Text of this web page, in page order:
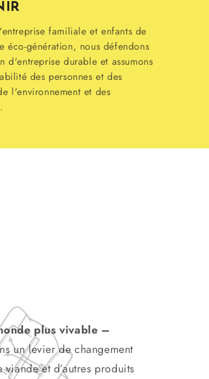
familiale et enfants de
éco-génération, nous défendons
d'entreprise durable et assumons
des personnes et des
l'environnement et des
plus vivable –
un levier de changement
et d’autres produits